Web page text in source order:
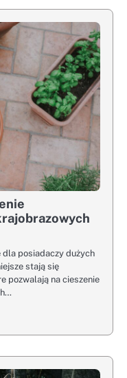
dla posiadaczy dużych
stają się
pozwalają na cieszenie